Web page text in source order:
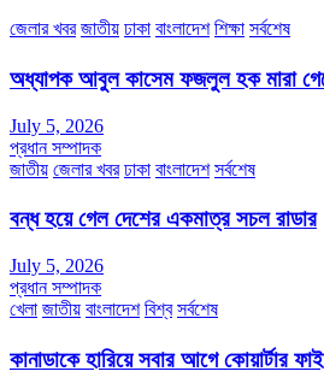
জেলার খবর জাতীয় ঢাকা বাংলাদেশ শিক্ষা সর্বশেষ
অধ্যাপক আবুল কাসেম ফজলুল হক মারা
July 5, 2026
প্রধান সম্পাদক
জাতীয় জেলার খবর ঢাকা বাংলাদেশ সর্বশেষ
বন্ধ হয়ে গেল দেশের একমাত্র সচল রাডার
July 5, 2026
প্রধান সম্পাদক
খেলা জাতীয় বাংলাদেশ বিশ্ব সর্বশেষ
কানাডাকে হারিয়ে সবার আগে কোয়ার্টার